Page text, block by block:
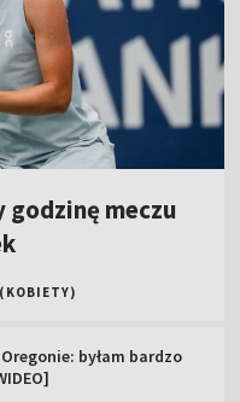
meczu
byłam bardzo